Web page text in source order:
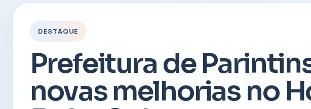
DESTAQUE
Prefeitura de
novas melhorias no